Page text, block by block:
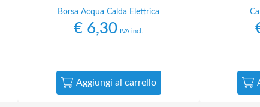
Borsa Acqua Calda Elettrica
€ 6,30 IVA incl.
Aggiungi al carrello